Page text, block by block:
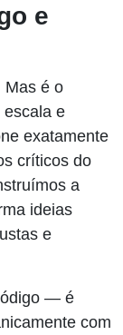
e
Mas é o
escala e
exatamente
críticos do
a
ideias
e
— é
com